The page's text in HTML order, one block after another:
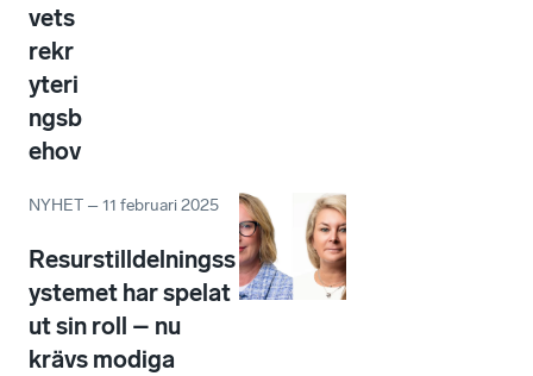
vets
rekr
yteri
ngsb
ehov
NYHET –11 februari 2025
Resurstilldelningss
ystemet har spelat
ut sin roll – nu
krävs modiga